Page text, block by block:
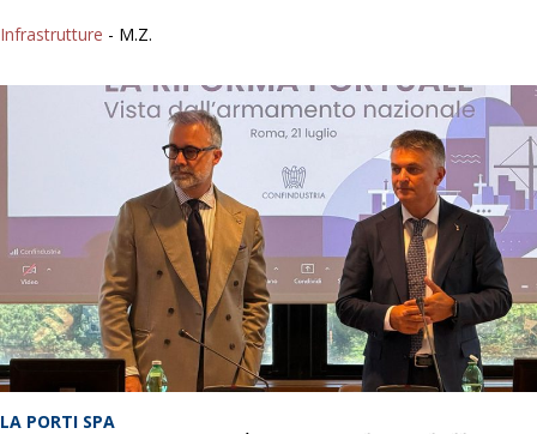
Infrastrutture - M.Z.
LA PORTI SPA